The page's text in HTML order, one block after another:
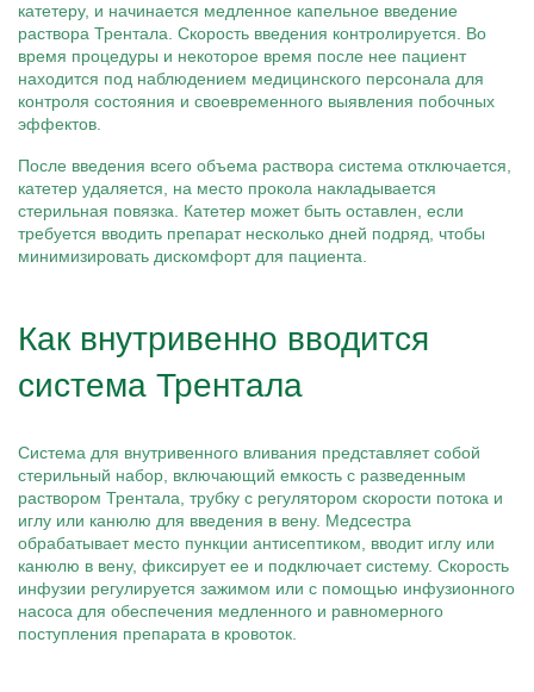
катетеру, и начинается медленное капельное введение
раствора Трентала. Скорость введения контролируется. Во
время процедуры и некоторое время после нее пациент
находится под наблюдением медицинского персонала для
контроля состояния и своевременного выявления побочных
эффектов.
После введения всего объема раствора система отключается,
катетер удаляется, на место прокола накладывается
стерильная повязка. Катетер может быть оставлен, если
требуется вводить препарат несколько дней подряд, чтобы
минимизировать дискомфорт для пациента.
Как внутривенно вводится
система Трентала
Система для внутривенного вливания представляет собой
стерильный набор, включающий емкость с разведенным
раствором Трентала, трубку с регулятором скорости потока и
иглу или канюлю для введения в вену. Медсестра
обрабатывает место пункции антисептиком, вводит иглу или
канюлю в вену, фиксирует ее и подключает систему. Скорость
инфузии регулируется зажимом или с помощью инфузионного
насоса для обеспечения медленного и равномерного
поступления препарата в кровоток.